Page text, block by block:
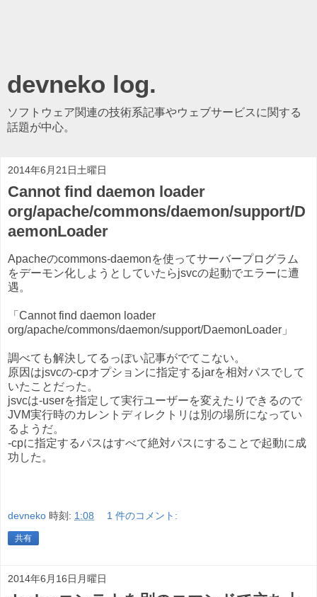
devneko log.
ソフトウェア関連の技術系記事やウェブサービスに関する
話題が中心。
2014年6月21日土曜日
Cannot find daemon loader
org/apache/commons/daemon/support/D
aemonLoader
Apacheのcommons-daemonを使ってサーバープログラム
をデーモン化しようとしていたらjsvcの起動でエラーに遭
遇。
「Cannot find daemon loader
org/apache/commons/daemon/support/DaemonLoader」
調べても解決してるっぽい記事がでてこない。
原因はjsvcの-cpオプションに指定するjarを相対パスでして
いたことだった。
jsvcは-userを指定して実行ユーザーを変えたりできるので
JVM実行時のカレントディレクトリは別の場所になってい
るようだ。
-cpに指定するパスはすべて絶対パスにすることで起動に成
功した。
devneko 時刻: 1:08 1 件のコメント:
共有
2014年6月16日月曜日